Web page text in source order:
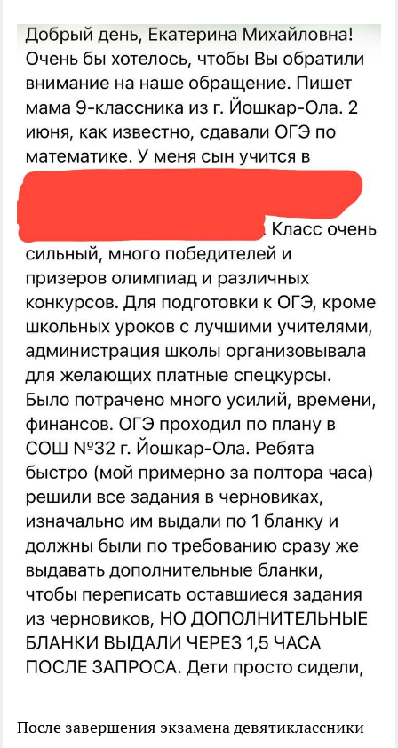
После завершения экзамена девятиклассники